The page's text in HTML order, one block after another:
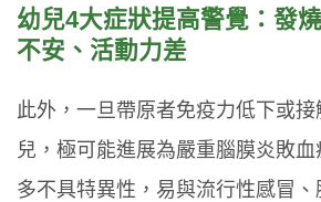
幼兒4大症狀提高警覺：發
不安、活動力差
此外，一旦帶原者免疫力低下或
兒，極可能進展為嚴重腦膜炎敗
多不具特異性，易與流行性感冒